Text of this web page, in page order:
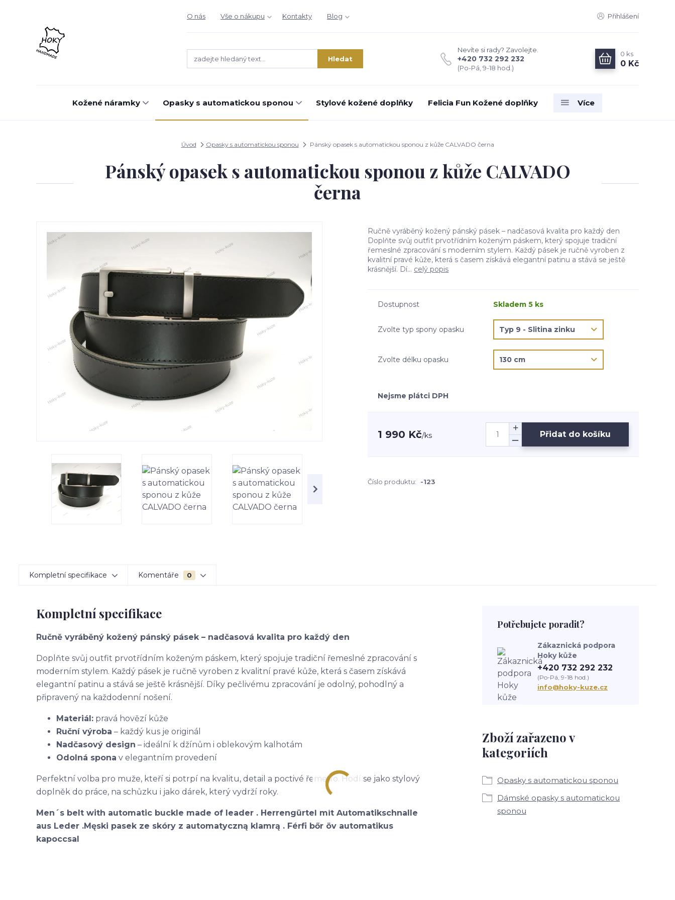
O nás Vše o nákupu Kontakty Blog Přihlášení
Hledat
Nevíte si rady? Zavolejte.
+420 732 292 232
(Po-Pá, 9-18 hod.)
0 ks
0 Kč
Kožené náramky Opasky s automatickou sponou Stylové kožené doplňky Felicia Fun Kožené doplňky Více
Úvod Opasky s automatickou sponou Pánský opasek s automatickou sponou z kůže CALVADO černa
Pánský opasek s automatickou sponou z kůže CALVADO
černa
Ručně vyráběný kožený pánský pásek – nadčasová kvalita pro každý den
Doplňte svůj outfit prvotřídním koženým páskem, který spojuje tradiční
řemeslné zpracování s moderním stylem. Každý pásek je ručně vyroben z
kvalitní pravé kůže, která s časem získává elegantní patinu a stává se ještě
krásnější. Dí... celý popis
Dostupnost Skladem 5 ks
Zvolte typ spony opasku
Zvolte délku opasku
Nejsme plátci DPH
1 990 Kč/ks Přidat do košíku
Číslo produktu: -123
Kompletní specifikace Komentáře 0
Kompletní specifikace
Ručně vyráběný kožený pánský pásek – nadčasová kvalita pro každý den
Doplňte svůj outfit prvotřídním koženým páskem, který spojuje tradiční řemeslné zpracování s
moderním stylem. Každý pásek je ručně vyroben z kvalitní pravé kůže, která s časem získává
elegantní patinu a stává se ještě krásnější. Díky pečlivému zpracování je odolný, pohodlný a
připravený na každodenní nošení.
Materiál: pravá hovězí kůže
Ruční výroba – každý kus je originál
Nadčasový design – ideální k džínům i oblekovým kalhotám
Odolná spona v elegantním provedení
Perfektní volba pro muže, kteří si potrpí na kvalitu, detail a poctivé řemeslo. Hodí se jako stylový
doplněk do práce, na schůzku i jako dárek, který vydrží roky.
Men´s belt with automatic buckle made of leader . Herrengürtel mit Automatikschnalle
aus Leder .Męski pasek ze skóry z automatyczną klamrą . Férfi bőr öv automatikus
kapoccsal
Zboží zařazeno v
kategoriích
Opasky s automatickou sponou
Dámské opasky s automatickou
sponou
Potřebujete poradit?
Zákaznická podpora
Hoky kůže
+420 732 292 232
(Po-Pá, 9-18 hod.)
info@hoky-kuze.cz